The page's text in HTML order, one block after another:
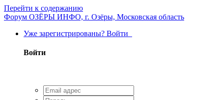
Перейти к содержанию
Форум ОЗЁРЫ ИНФО, г. Озёры, Московская область
Уже зарегистрированы? Войти
Войти